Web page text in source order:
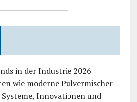
in der Industrie 2026
wie moderne Pulvermischer
Innovationen und